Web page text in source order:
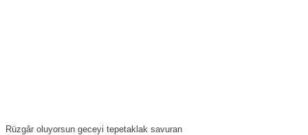
Rüzgâr oluyorsun geceyi tepetaklak savuran